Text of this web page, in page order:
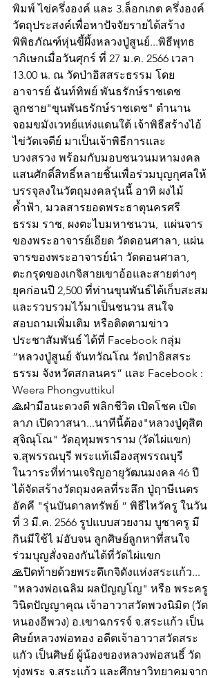
พิมพ์ ไข่ครึ่งองค์ และ 3.ล็อกเกต ครึ่งองค์
วัตถุประสงค์เพื่อหาปัจจัยรายได้สร้าง
พิพิธภัณฑ์หุ่นขี้ผึ้งหลวงปู่สูนย์...พิธีพุทธ
าภิเษกเมื่อวันศุกร์ ที่ 27 ม.ค. 2566 เวลา
13.00 น. ณ วัดป่าอิสสระธรรม โดย
อาจารย์ ฉันท์ทิพย์ พันธรักษ์ราชเดช
ลูกชาย"ขุนพันธรักษ์ราชเดช" ตำนาน
จอมขมังเวทย์แห่งแดนใต้ เจ้าพิธีสร้างไอ้
ไข่วัดเจดีย์ มาเป็นเจ้าพิธีการและ
บวงสรวง พร้อมกับมอบชนวนมหามงคล
แสนศักดิ์สิทธิ์หลายชิ้นเพื่อร่วมบุญกุศลให้
บรรจุลงในวัตถุมงคลรุ่นนี้ อาทิ ผงไม้
ค้ำฟ้า, มวลสารยอดพระธาตุนครศรี
ธรรม ราช, ผงตะไบมหาชนวน,  แผ่นจาร
ของพระอาจารย์เอียด วัดดอนศาลา, แผ่น
จารของพระอาจารย์นำ วัดดอนศาลา,
ตะกรุดของเกจิสายเขาอ้อและสายต่างๆ
ยุคก่อนปี 2,500 ที่ท่านขุนพันธ์ได้เก็บสะสม
และรวบรวมไว้มาเป็นชนวน สนใจ
สอบถามเพิ่มเติม หรือติดตามข่าว
ประชาสัมพันธ์ ได้ที่ Facebook กลุ่ม
“หลวงปู่สูนย์ จันทวัณโณ วัดป่าอิสสระ
ธรรม จังหวัดสกลนคร” และ Facebook :
Weera Phongvuttikul
🙏ฝ่ามือนะดวงดี พลิกชีวิต เปิดโชค เปิด
ลาภ เปิดวาสนา...นาทีนี้ต้อง"หลวงปู่ดุสิต
สุจิณุโณ" วัดอุทุมพราราม (วัดไผ่แขก)
จ.สุพรรณบุรี พระแท้เมืองสุพรรณบุรี
ในวาระที่ท่านเจริญอายุวัฒนมงคล 46 ปี
ได้จัดสร้างวัตถุมงคลที่ระลึก ปู่ฤาษีเนตร
อัคคี "รุ่นบันดาลทรัพย์ “ พิธีไหวัครู ในวัน
ที่ 3 มี.ค. 2566 รูปแบบสวยงาม บูชาครู มี
กินมีใช้ไ ม่อับจน ลูกศิษย์ลูกหาที่สนใจ
ร่วมบุญสั่งจองกันได้ที่วัดไผ่แขก
🙏ปิดท้ายด้วยพระดึเกจิดังแห่งสระแก้ว...
"หลวงพ่อเฉลิม ผลปัญญโญ" หรือ พระครู
วินิตปัญญาคุณ เจ้าอาวาสวัดพวงนิมิต (วัด
หนองอีพวง) อ.เขาฉกรรจ์ จ.สระแก้ว เป็น
ศิษย์หลวงพ่อทอง อดีตเจ้าอาวาสวัดสระ
แกัว เป็นศิษย์ ผู้น้องของหลวงพ่อสนธิ์ วัด
ทุ่งพระ จ.สระแก้ว และศึกษาวิทยาคมจาก